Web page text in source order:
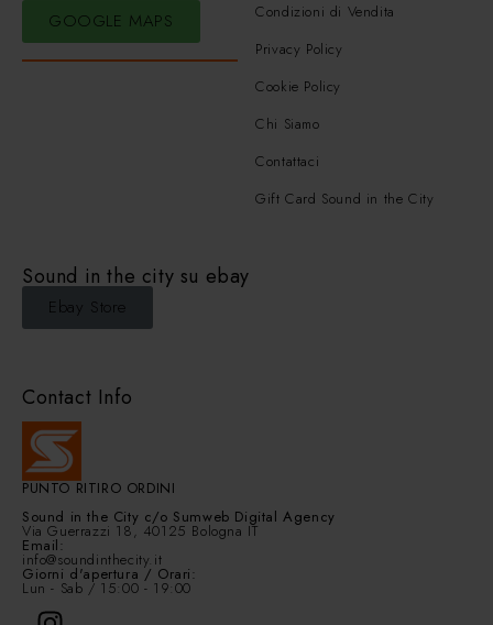
Contact Info
PUNTO RITIRO ORDINI
Sound in the City c/o Sumweb Digital Agency
Via Guerrazzi 18, 40125 Bologna IT
Email:
info@soundinthecity.it
Giorni d'apertura / Orari:
Lun - Sab / 15:00 - 19:00
GOOGLE MAPS
Condizioni di Vendita
Privacy Policy
Cookie Policy
Chi Siamo
Contattaci
Gift Card Sound in the City
Sound in the city su ebay
Ebay Store